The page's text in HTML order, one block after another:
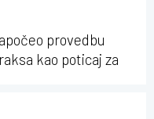
provedbu
kao poticaj za